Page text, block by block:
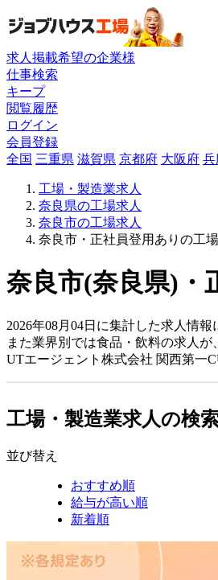
求人掲載希望の企業様
仕事検索
キープ
閲覧履歴
ログイン
会員登録
全国 三重県 滋賀県 京都府 大阪府 兵
工場・製造業求人
奈良県の工場求人
奈良市の工場求人
奈良市・正社員登用ありの工
奈良市(奈良県)・
2026年08月04日に集計した求人情
また業界別では食品・飲料の求人
UTエージェント株式会社 関西第一
工場・製造業求人の検
並び替え
おすすめ順
給与が高い順
新着順